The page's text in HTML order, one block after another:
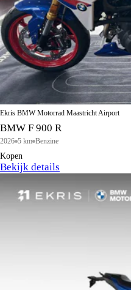
Ekris BMW Motorrad Maastricht Airport
BMW F 900 R
2026 5 km Benzine
Kopen
Bekijk details